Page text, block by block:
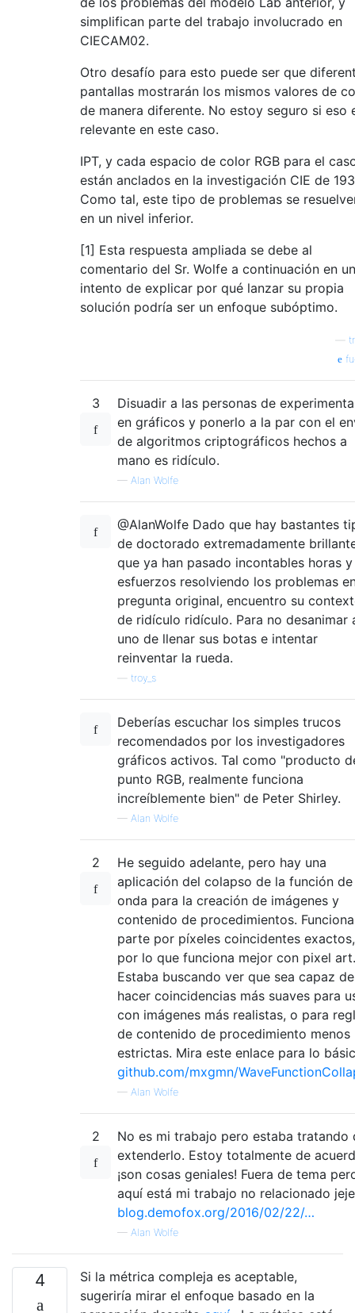
simplifican parte del trabajo involucrado en
CIECAM02.
Otro desafío para esto puede ser que
pantallas mostrarán los mismos valores de
de manera diferente. No estoy seguro si eso
relevante en este caso.
IPT, y cada espacio de color RGB para el
están anclados en la investigación CIE de
Como tal, este tipo de problemas se
en un nivel inferior.
[1] Esta respuesta ampliada se debe al
comentario del Sr. Wolfe a continuación en un
intento de explicar por qué lanzar su propia
solución podría ser un enfoque subóptimo.
3
Disuadir a las personas de
en gráficos y ponerlo a la par con el
de algoritmos criptográficos hechos a
mano es ridículo.
— Alan Wolfe
@AlanWolfe Dado que hay bastantes
de doctorado extremadamente
que ya han pasado incontables horas y
esfuerzos resolviendo los problemas
pregunta original, encuentro su
de ridículo ridículo. Para no desanimar
uno de llenar sus botas e intentar
reinventar la rueda.
troy_s
Deberías escuchar los simples trucos
recomendados por los investigadores
gráficos activos. Tal como "producto
punto RGB, realmente funciona
increíblemente bien" de Peter Shirley.
— Alan Wolfe
2
He seguido adelante, pero hay una
aplicación del colapso de la función de
onda para la creación de imágenes y
contenido de procedimientos.
parte por píxeles coincidentes exactos,
por lo que funciona mejor con pixel art.
Estaba buscando ver que sea capaz de
hacer coincidencias más suaves para
con imágenes más realistas, o para
de contenido de procedimiento menos
estrictas. Mira este enlace para lo
github.com/mxgmn/
— Alan Wolfe
2
No es mi trabajo pero estaba tratando
extenderlo. Estoy totalmente de
¡son cosas geniales! Fuera de tema
aquí está mi trabajo no relacionado
blog.demofox.org/2016/02/22/…
— Alan Wolfe
4
Si la métrica compleja es aceptable,
sugeriría mirar el enfoque basado en la